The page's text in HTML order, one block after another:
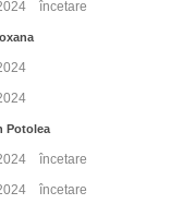
încetare
Potolea
încetare
încetare